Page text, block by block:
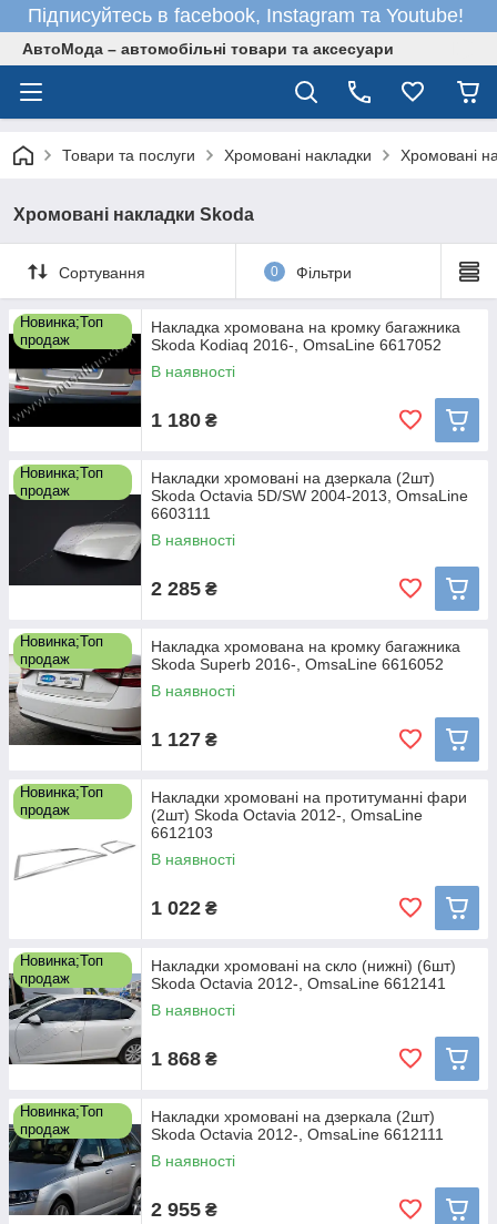
Підписуйтесь в facebook, Instagram та Youtube!
АвтоМода – автомобільні товари та аксесуари
Товари та послуги Хромовані накладки Хромовані
Хромовані накладки Skoda
Сортування 0 Фільтри
Новинка;Топ
продаж
Накладка хромована на кромку багажника
Skoda Kodiaq 2016-, OmsaLine 6617052
В наявності
1 180 ₴
Новинка;Топ
продаж
Накладки хромовані на дзеркала (2шт)
Skoda Octavia 5D/SW 2004-2013, OmsaLine
6603111
В наявності
2 285 ₴
Новинка;Топ
продаж
Накладка хромована на кромку багажника
Skoda Superb 2016-, OmsaLine 6616052
В наявності
1 127 ₴
Новинка;Топ
продаж
Накладки хромовані на протитуманні фари
(2шт) Skoda Octavia 2012-, OmsaLine
6612103
В наявності
1 022 ₴
Новинка;Топ
продаж
Накладки хромовані на скло (нижні) (6шт)
Skoda Octavia 2012-, OmsaLine 6612141
В наявності
1 868 ₴
Новинка;Топ
продаж
Накладки хромовані на дзеркала (2шт)
Skoda Octavia 2012-, OmsaLine 6612111
В наявності
2 955 ₴